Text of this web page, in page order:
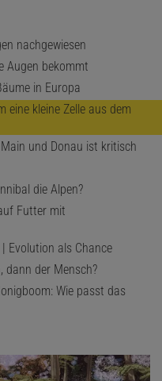
nachgewiesen
Augen bekommt
in Europa
eine kleine Zelle aus dem
und Donau ist kritisch
die Alpen?
Futter mit
| Evolution als Chance
dann der Mensch?
Wie passt das